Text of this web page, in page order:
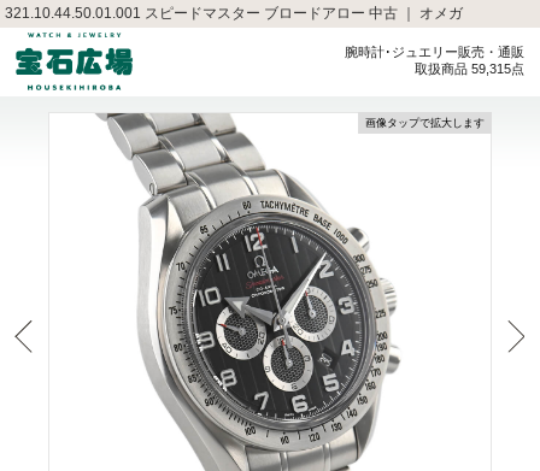
321.10.44.50.01.001 スピードマスター ブロードアロー 中古 ｜ オメガ
腕時計･ジュエリー販売・通販
取扱商品 59,315点
画像タップで拡大します